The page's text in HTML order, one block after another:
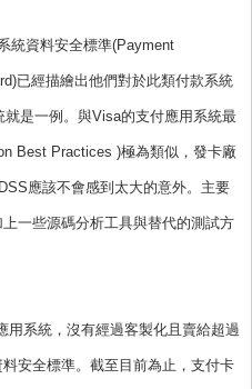
資料安全標準(Payment
已經描繪出他們對於此類付款系統
是一例。與Visa的支付應用系統最
Best Practices )極為類似，發卡廠
應該不會感到太大的意外。主要
一些源碼分析工具與替代的測試方
系統，沒有經過客製化且賣給超過
安全標準。截至目前為止，支付卡